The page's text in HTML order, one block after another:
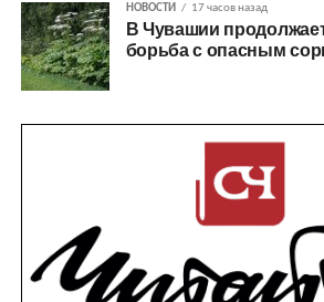
НОВОСТИ 17 часов назад
В Чувашии
борьба с опасным